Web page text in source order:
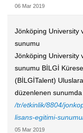
06 Mar 2019
Jönköping University
sunumu
Jönköping University
sunumu BİLGİ
(BİLGİTalent)
düzenlenen sunumda
/tr/etkinlik/8804/
lisans-egitimi-
05 Mar 2019